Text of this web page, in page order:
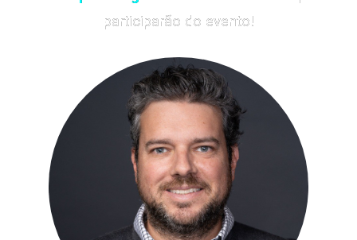
participarão do evento!